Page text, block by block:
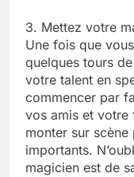
3. Mettez votre
Une fois que
quelques tours
votre talent en
commencer par
vos amis et votre
monter sur
importants.
magicien est de